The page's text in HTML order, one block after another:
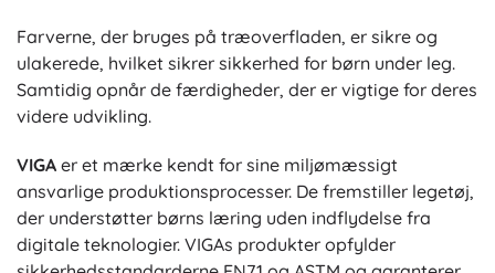
Farverne, der bruges på træoverfladen, er sikre og
ulakerede, hvilket sikrer sikkerhed for børn under leg.
Samtidig opnår de færdigheder, der er vigtige for deres
videre udvikling.
VIGA er et mærke kendt for sine miljømæssigt
ansvarlige produktionsprocesser. De fremstiller legetøj,
der understøtter børns læring uden indflydelse fra
digitale teknologier. VIGAs produkter opfylder